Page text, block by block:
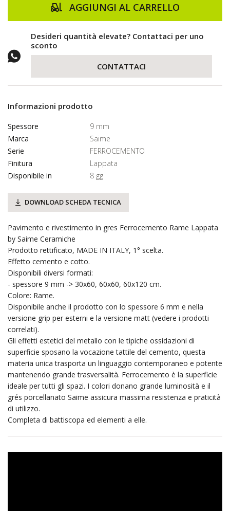
AGGIUNGI AL CARRELLO
Desideri quantità elevate? Contattaci per uno
sconto
CONTATTACI
Informazioni prodotto
Spessore
9 mm
Marca
Saime
Serie
FERROCEMENTO
Finitura
Lappata
Disponibile in
8 gg
DOWNLOAD SCHEDA TECNICA
Pavimento e rivestimento in gres Ferrocemento Rame Lappata
by Saime Ceramiche
Prodotto rettificato, MADE IN ITALY, 1° scelta.
Effetto cemento e cotto.
Disponibili diversi formati:
- spessore 9 mm -> 30x60, 60x60, 60x120 cm.
Colore: Rame.
Disponibile anche il prodotto con lo spessore 6 mm e nella
versione grip per esterni e la versione matt (vedere i prodotti
correlati).
Gli effetti estetici del metallo con le tipiche ossidazioni di
superficie sposano la vocazione tattile del cemento, questa
materia unica trasporta un linguaggio contemporaneo e potente
mantenendo grande trasversalità. Ferrocemento è la superficie
ideale per tutti gli spazi. I colori donano grande luminosità e il
grés porcellanato Saime assicura massima resistenza e praticità
di utilizzo.
Completa di battiscopa ed elementi a elle.